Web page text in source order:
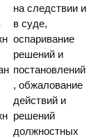
на следствии и
в суде,
оспаривание
решений и
постановлений
, обжалование
действий и
решений
должностных